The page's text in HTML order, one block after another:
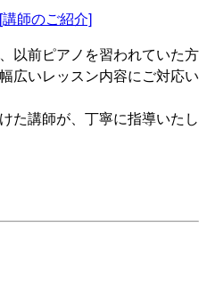
[講師のご紹介]
以前ピアノを習われていた方
広いレッスン内容にご対応い
た講師が、丁寧に指導いたし